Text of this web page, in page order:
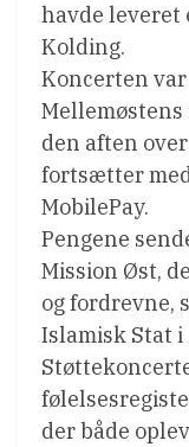
havde leveret
Kolding.
Koncerten
den aften
fortsætter
MobilePay.
Pengene
Mission Øst,
og fordrevne,
Islamisk Stat i
der både